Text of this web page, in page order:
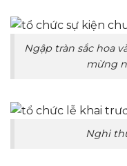
Ngập tràn sắc hoa
mừng
Nghi